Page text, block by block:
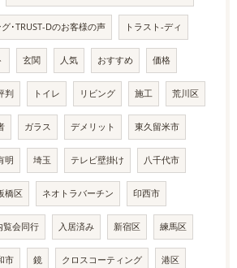
･TRUST-Dのお客様の声 トラスト-ディ
玄関 人気 おすすめ 価格
判 トイレ リビング 施工 荒川区
ガラス デメリット 東久留米市
明 埼玉 テレビ壁掛け 八千代市
橋区 ネオトラバーチン 印西市
覧会同行 入居済み 新宿区 練馬区
市 鏡 クロスコーティング 港区